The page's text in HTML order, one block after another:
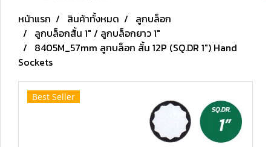
หน้าแรก สินค้าทั้งหมด
ลูกบล็อก
ลูกบล็อกสั้น 1" / ลูกบล็อกยาว 1"
8405M_57mm ลูกบล็อก สั้น 12P (SQ.DR 1") Hand
Sockets
Best Seller